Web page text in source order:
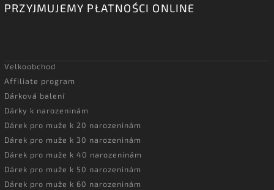
PRZYJMUJEMY PŁATNOŚCI ONLINE
Velkoobchod
Affiliate program
Dárková balení
Dárky k narozeninám
Dárek pro muže k 20 narozeninám
Dárek pro muže k 30 narozeninám
Dárek pro muže k 40 narozeninám
Dárek pro muže k 50 narozeninám
Dárek pro muže k 60 narozeninám